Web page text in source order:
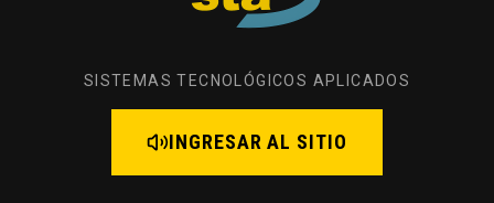
SISTEMAS TECNOLÓGICOS APLICADOS
INGRESAR AL SITIO